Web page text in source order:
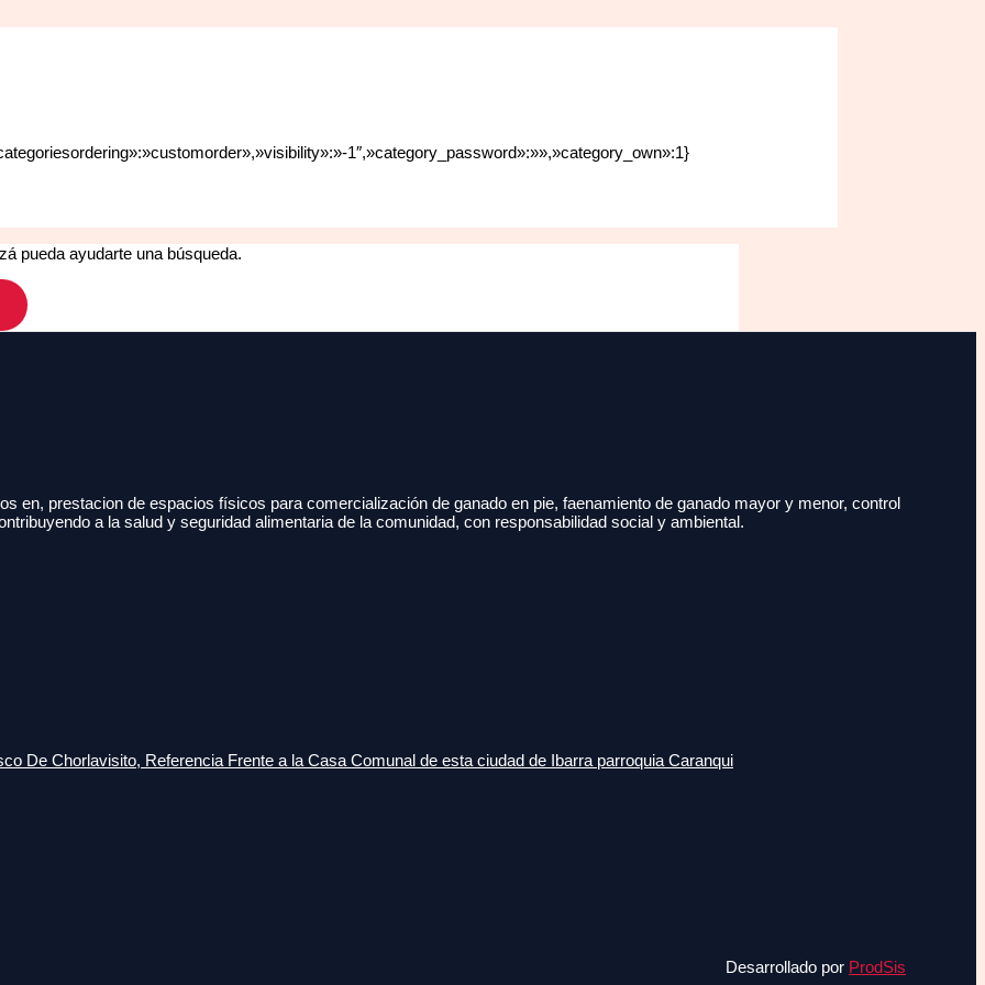
1″,»category_password»:»»,»category_own»:1}
pueda ayudarte una búsqueda.
en, prestacion de espacios físicos para comercialización de ganado en pie, faenamiento de ganado mayor y menor, control
a la salud y seguridad alimentaria de la comunidad, con responsabilidad social y ambiental.
De Chorlavisito, Referencia Frente a la Casa Comunal de esta ciudad de Ibarra parroquia Caranqui
Desarrollado por ProdSis